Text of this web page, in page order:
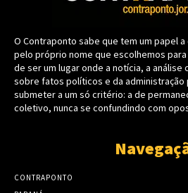
O Contraponto sabe que tem um papel
pelo próprio nome que escolhemos
de ser um lugar onde a notícia, a
sobre fatos políticos e da administração
submeter a um só critério: a de
coletivo, nunca se confundindo com
CONTRAPONTO